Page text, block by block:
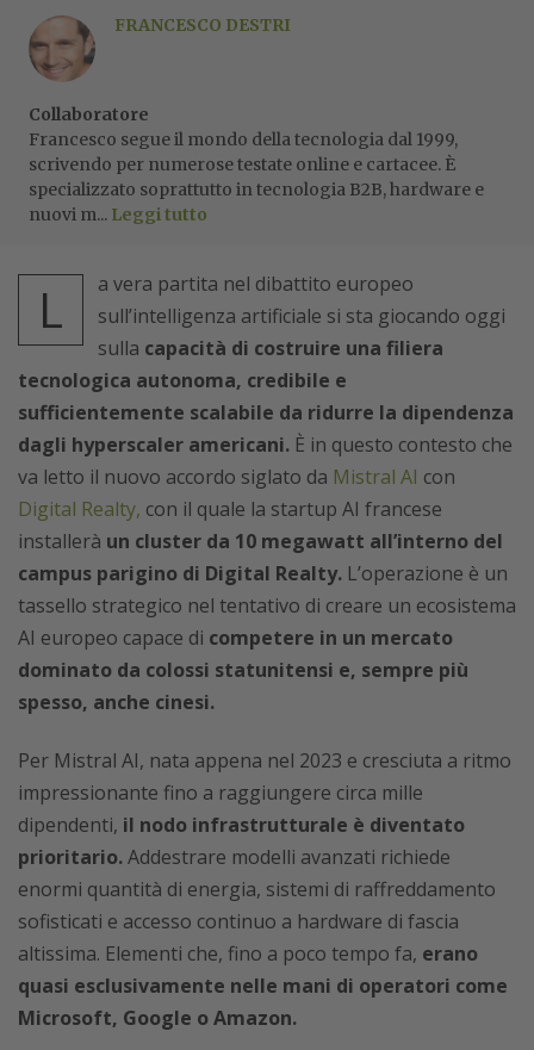
FRANCESCO DESTRI
Collaboratore
Francesco segue il mondo della tecnologia dal 1999,
scrivendo per numerose testate online e cartacee. È
specializzato soprattutto in tecnologia B2B, hardware e
nuovi m... Leggi tutto
L
a vera partita nel dibattito europeo
sull’intelligenza artificiale si sta giocando oggi
sulla capacità di costruire una filiera
tecnologica autonoma, credibile e
sufficientemente scalabile da ridurre la dipendenza
dagli hyperscaler americani. È in questo contesto che
va letto il nuovo accordo siglato da Mistral AI con
Digital Realty, con il quale la startup AI francese
installerà un cluster da 10 megawatt all’interno del
campus parigino di Digital Realty. L’operazione è un
tassello strategico nel tentativo di creare un ecosistema
AI europeo capace di competere in un mercato
dominato da colossi statunitensi e, sempre più
spesso, anche cinesi.
Per Mistral AI, nata appena nel 2023 e cresciuta a ritmo
impressionante fino a raggiungere circa mille
dipendenti, il nodo infrastrutturale è diventato
prioritario.Addestrare modelli avanzati richiede
enormi quantità di energia, sistemi di raffreddamento
sofisticati e accesso continuo a hardware di fascia
altissima. Elementi che, fino a poco tempo fa, erano
quasi esclusivamente nelle mani di operatori come
Microsoft, Google o Amazon.